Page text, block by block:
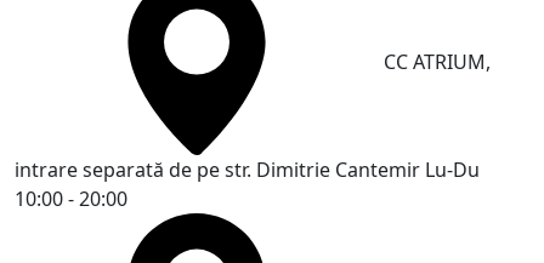
CC ATRIUM,
intrare separată de pe str. Dimitrie Cantemir Lu-Du
10:00 - 20:00